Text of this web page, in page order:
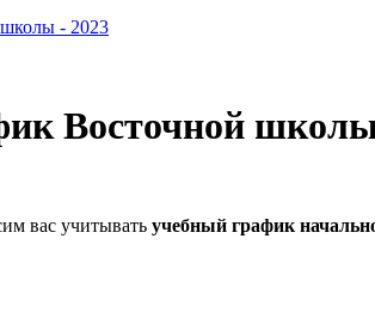
- 2023
Восточной
вас учитывать учебный график